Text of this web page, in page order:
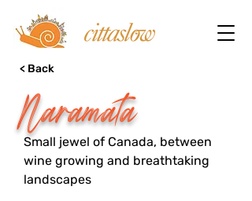
Naramata
< Back
Small jewel of Canada, between
wine growing and breathtaking
landscapes